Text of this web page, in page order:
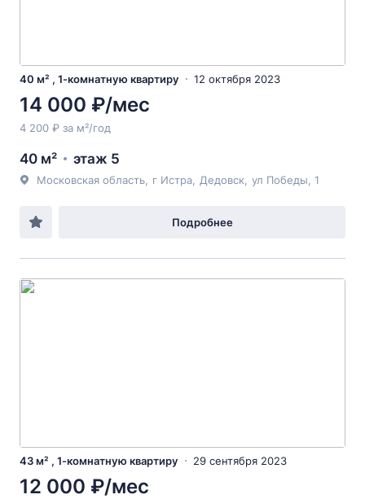
40 м² , 1-комнатную квартиру 12 октября 2023
14 000 ₽/мес
4 200 ₽ за м²/год
40 м² этаж 5
Московская область г Истра Дедовск ул Победы , 1
Подробнее
43 м² , 1-комнатную квартиру 29 сентября 2023
12 000 ₽/мес